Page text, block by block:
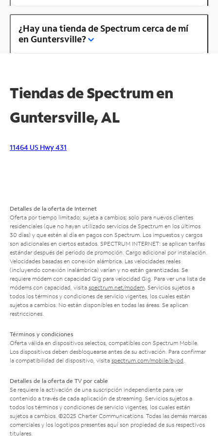
¿Hay una tienda de Spectrum cerca de mí
en Guntersville?
Tiendas de Spectrum en
Guntersville, AL
11464 US Hwy 431
Detalles de la oferta de Internet
Oferta por tiempo limitado; sujeta a cambios; solo para nuevos clientes
residenciales (que no hayan utilizado servicios de Spectrum en los últimos
30 días) y que estén al día en pagos con Spectrum. Los impuestos y cargos
son adicionales en ciertos estados. SPECTRUM INTERNET: se aplican tarifas
estándar después del período de promoción. Cargo adicional por instalación.
Velocidades basadas en conexión alámbrica. Las velocidades reales
(incluyendo conexión inalámbrica) varían y no están garantizadas. Se
requiere módem con capacidad Gig para velocidad Gig. Para ver una lista de
módems con capacidad, visita spectrum.net/modem . Servicios sujetos a
todos los términos y condiciones de servicio vigentes, los cuales están
sujetos a cambios. No están disponibles en todas las áreas. Se aplican
restricciones.
Términos y condiciones
Oferta válida en dispositivos selectos, compatibles con Spectrum Mobile.
Los dispositivos deben desbloquearse antes de su activación. Para confirmar
la compatibilidad del dispositivo, visita spectrum.com/mobile/byod
Detalles de la oferta de TV por cable
Se requiere la activación de una suscripción independiente para ver
contenido a través de cada aplicación de streaming. Servicios sujetos a
todos los términos y condiciones de servicio vigentes, los cuales están
sujetos a cambios. ©2025 Charter Communications. Todas las demás marcas
comerciales y los logotipos presentes aquí son propiedad de sus respectivos
titulares.